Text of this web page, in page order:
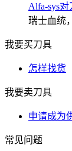
Alfa-sys
瑞士血统
我要买刀具
怎样找货
我要卖刀具
申请成为
常见问题